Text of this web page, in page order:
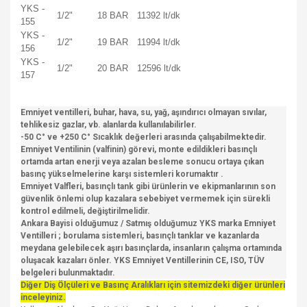
YKS -
155
1/2" 18 BAR
11392 lt/dk
YKS -
156
1/2" 19 BAR
11994 lt/dk
YKS -
157
1/2" 20 BAR 12596 lt/dk
Emniyet ventilleri, buhar, hava, su, yağ, aşındırıcı olmayan sıvılar,
tehlikesiz gazlar, vb. alanlarda kullanılabilirler.
-50 C° ve +250 C° Sıcaklık değerleri arasında çalışabilmektedir.
Emniyet Ventilinin (valfinin) görevi, monte edildikleri basınçlı
ortamda artan enerji veya azalan besleme sonucu ortaya çıkan
basınç yükselmelerine karşı sistemleri korumaktır .
Emniyet Valfleri, basınçlı tank gibi ürünlerin ve ekipmanlarının son
güvenlik önlemi olup kazalara sebebiyet vermemek için sürekli
kontrol edilmeli, değiştirilmelidir.
Ankara Bayisi olduğumuz / Satmış olduğumuz YKS marka Emniyet
Ventilleri ; borulama sistemleri, basınçlı tanklar ve kazanlarda
meydana gelebilecek aşırı basınçlarda, insanların çalışma ortamında
oluşacak kazaları önler. YKS Emniyet Ventillerinin CE, ISO, TÜV
belgeleri bulunmaktadır.
Diğer Diş Ölçüleri ve Basınç Aralıkları için sitemizdeki diğer ürünleri
inceleyiniz.